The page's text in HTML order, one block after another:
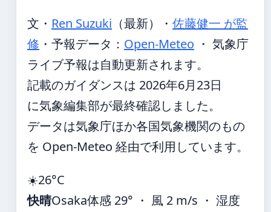
文・ Ren Suzuki （最新） ・ 佐藤健一 が監
修 ・ 予報データ： Open-Meteo ・ 気象庁
ライブ予報は自動更新されます。
記載のガイダンスは 2026年6月23日
に気象編集部が最終確認しました。
データは気象庁ほか各国気象機関のもの
を Open-Meteo 経由で利用しています。
☀️26°C
快晴Osaka体感 29° ・ 風 2 m/s ・ 湿度